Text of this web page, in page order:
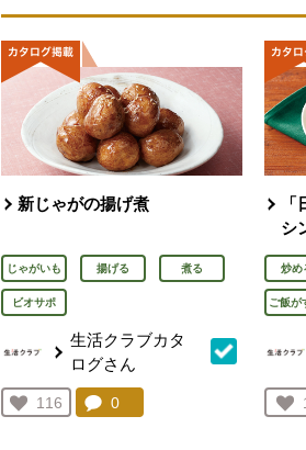
新じゃがの揚げ煮
じゃがいも 揚げる 煮る
ビオサポ
生活クラブカタ
ログさん
お気に入り登録：
116
人が登録
コメント：
0
シ
炒め
ご飯が